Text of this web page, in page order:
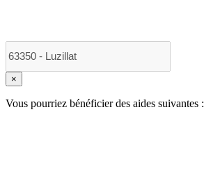
×
Vous pourriez bénéficier des aides suivantes :